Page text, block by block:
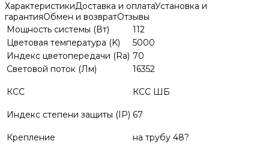
ХарактеристикиДоставка и оплатаУстановка и
гарантияОбмен и возвратОтзывы
Мощность системы (Вт)
112
Цветовая температура (K)
5000
Индекс цветопередачи (Ra) 70
Световой поток (Лм)
16352
КСС КСС ШБ
Индекс степени защиты (IP) 67
Крепление на трубу 48?